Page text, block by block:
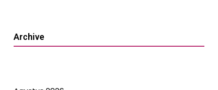
Archive